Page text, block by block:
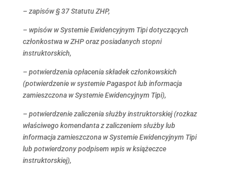
– zapisów § 37 Statutu ZHP,
– wpisów w Systemie Ewidencyjnym Tipi dotyczących
członkostwa w ZHP oraz posiadanych stopni
instruktorskich,
– potwierdzenia opłacenia składek członkowskich
(potwierdzenie w systemie Pagaspot lub informacja
zamieszczona w Systemie Ewidencyjnym Tipi),
– potwierdzenie zaliczenia służby instruktorskiej (rozkaz
właściwego komendanta z zaliczeniem służby lub
informacja zamieszczona w Systemie Ewidencyjnym Tipi
lub potwierdzony podpisem wpis w książeczce
instruktorskiej),